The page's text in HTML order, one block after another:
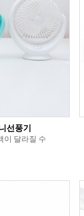
선풍기
이 달라질 수